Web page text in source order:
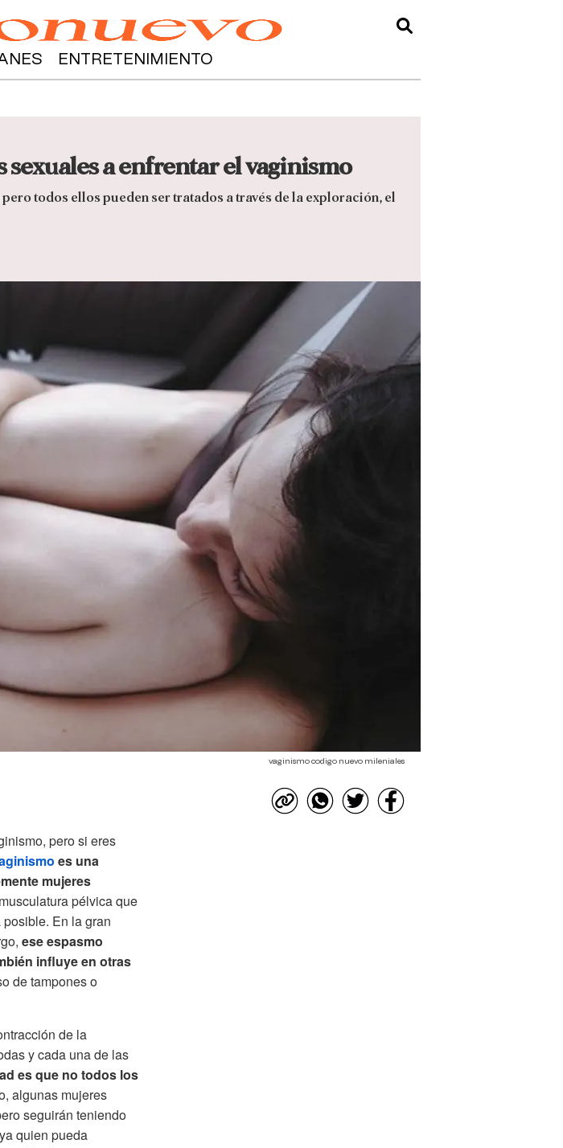
ENTRETENIMIENTO
sexuales a enfrentar el vaginismo
todos ellos pueden ser tratados a través de la exploración, el
vaginismo codigo nuevo mileniales
pero si eres
es una
mujeres
pélvica que
En la gran
ese espasmo
influye en otras
de tampones o
de la
y cada una de las
es que no todos los
algunas mujeres
seguirán teniendo
quien pueda